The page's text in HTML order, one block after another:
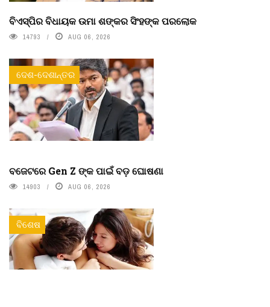
ବିଏସ୍‌ପିର ବିଧାୟକ ଉମା ଶଙ୍କର ସିଂହଙ୍କ ପରଲୋକ
14793 AUG 06, 2026
ଦେଶ-ଦେଶାନ୍ତର
ବଜେଟରେ Gen Z ଙ୍କ ପାଇଁ ବଡ଼ ଘୋଷଣା
14903 AUG 06, 2026
ବିଶେଷ